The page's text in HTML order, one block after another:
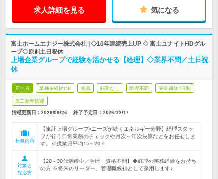
求人詳細を見る 気になる
富士ホームエナジー株式会社 | ◇10年連続売上UP ◇ 富士ユナイトHDグル
ープ◇原則土日祝休
上場企業グループで経験を活かせる【経理】◇業界不問／土日祝
休
正社員 業種未経験OK 急募 転勤なし 学歴不問 完全週休2日制
第二新卒歓迎
情報更新日：2026/06/26 終了予定日： 2026/12/17
仕事内容
【東証上場グループ×ニーズが続くエネルギー分野】経理スタッ
フが行う日常業務のチェックや月次～年次決算などをお任せしま
す。※残業月平均15～20ｈ
対象と
なる方
【20～30代活躍中／学歴・資格不問】◆経理の実務経験をお持ち
の方 ※将来のリーダー、管理職候補として採用します♪